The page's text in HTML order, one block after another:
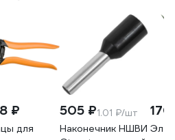
₽
для
505 ₽1.01 ₽/шт
Наконечник НШВИ